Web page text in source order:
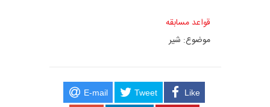
قواعد مسابقه
موضوع: شیر
E-mail Tweet Like